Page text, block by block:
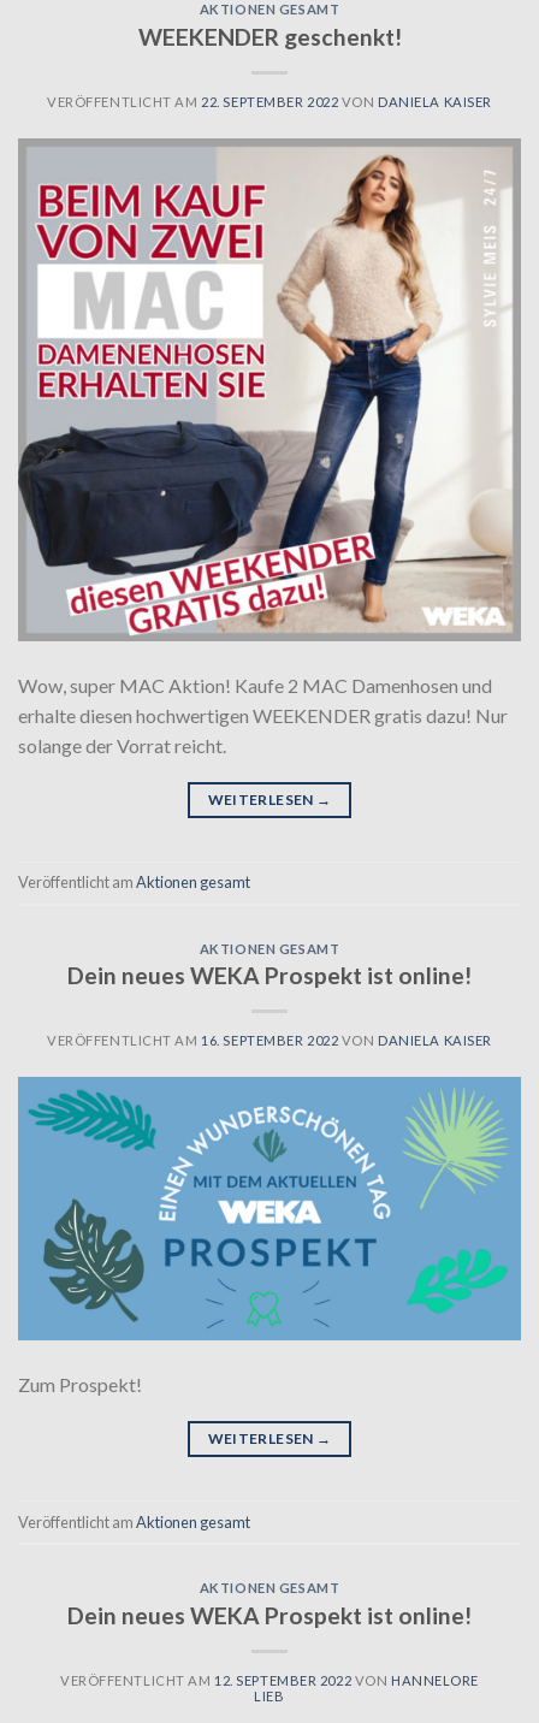
AKTIONEN GESAMT
WEEKENDER geschenkt!
VERÖFFENTLICHT AM 22. SEPTEMBER 2022 VON DANIELA KAISER
Wow, super MAC Aktion! Kaufe 2 MAC Damenhosen und
erhalte diesen hochwertigen WEEKENDER gratis dazu! Nur
solange der Vorrat reicht.
WEITERLESEN →
Veröffentlicht amAktionen gesamt
AKTIONEN GESAMT
Dein neues WEKA Prospekt ist online!
VERÖFFENTLICHT AM 16. SEPTEMBER 2022 VON DANIELA KAISER
Zum Prospekt!
WEITERLESEN →
Veröffentlicht amAktionen gesamt
AKTIONEN GESAMT
Dein neues WEKA Prospekt ist online!
VERÖFFENTLICHT AM 12. SEPTEMBER 2022 VON HANNELORE
LIEB